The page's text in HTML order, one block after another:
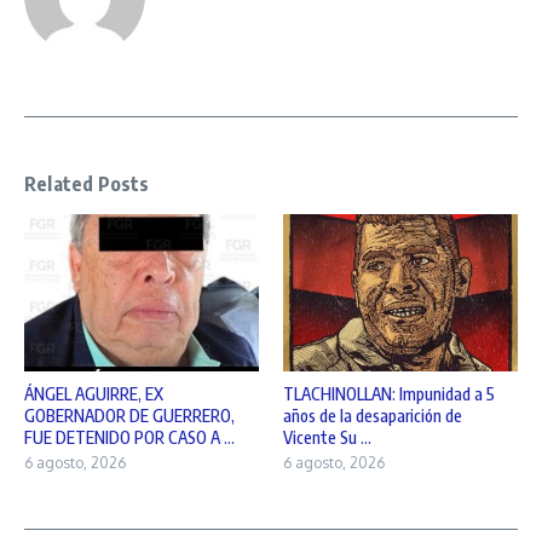
Related Posts
ÁNGEL AGUIRRE, EX
GOBERNADOR DE GUERRERO,
FUE DETENIDO POR CASO A ...
6 agosto, 2026
TLACHINOLLAN: Impunidad a 5
años de la desaparición de
Vicente Su ...
6 agosto, 2026